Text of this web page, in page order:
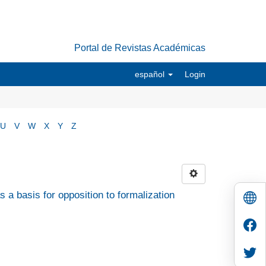
Portal de Revistas Académicas
español Login
U V W X Y Z
a basis for opposition to formalization